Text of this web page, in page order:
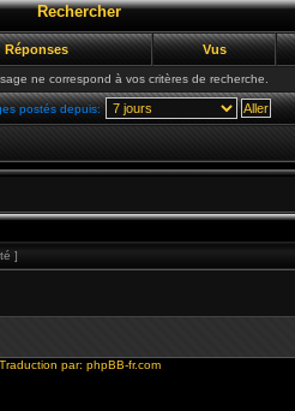
Rechercher
Réponses Vus
ne correspond à vos critères de recherche.
postés depuis:
]
Traduction par: phpBB-fr.com